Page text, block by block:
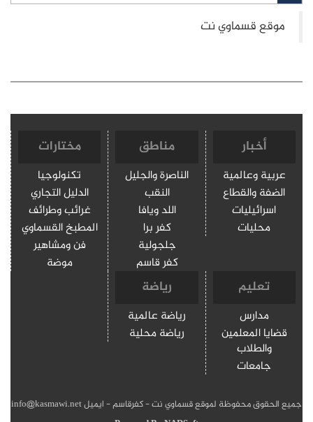
أخبار
عربية وعالمية
الضفة والقطاع
اسرائيليات
محليات
مناطق
الناصرة والجليل
النقب
اللد ويافا
كفر برا
جلجولية
كفر قاسم
مختارات
تكنولوجيا
الدليل التجاري
غرائب وطرائف
المطبخ القسماوي
فن ومشاهير
موضة
تعليم
مدارس
قضايا المعلمين
والطلاب
جامعات
رياضة
رياضة عالمية
رياضة محلية
جميع الحقوق محفوظة لموقع قسماوي نت - كفرقاسم - ايميل info@kasmawi.net